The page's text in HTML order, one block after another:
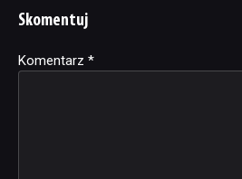
Skomentuj
Komentarz *
Alternative: